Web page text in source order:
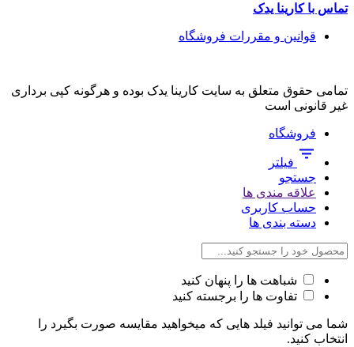
تماس با کارینا یدک
قوانین و مقررات فروشگاه
تمامی حقوق متعلق به سایت کارینا یدک بوده و هرگونه کپی برداری
غیر قانونی است
فروشگاه
فیلتر
جستجو
علاقه مندی ها
حساب کاربری
دسته بندی ها
شباهت ها را پنهان کنید
تفاوت ها را برجسته کنید
شما می توانید فیلد هایی که میخواهید مقایسه صورت بگیرد را
انتخاب کنید.